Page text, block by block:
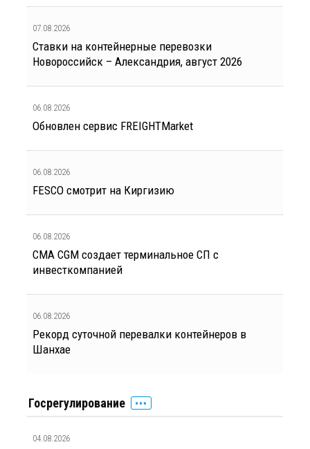
07.08.2026
Ставки на контейнерные перевозки
Новороссийск – Александрия, август 2026
06.08.2026
Обновлен сервис FREIGHTMarket
06.08.2026
FESCO смотрит на Киргизию
06.08.2026
CMA CGM создает терминальное СП с
инвесткомпанией
06.08.2026
Рекорд суточной перевалки контейнеров в
Шанхае
Госрегулирование
04.08.2026